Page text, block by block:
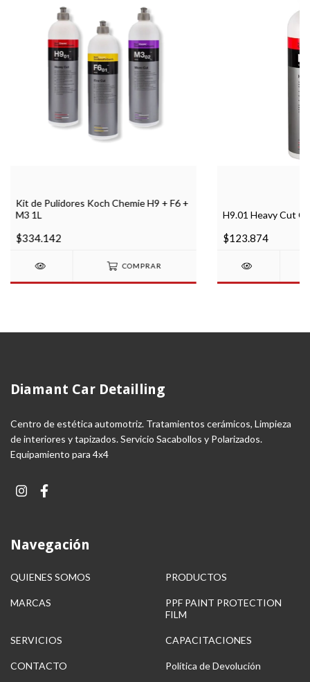
Kit de Pulidores Koch Chemie H9 + F6 +
M3 1L
$334.142
COMPRAR
H9.01 Heavy Cut
$123.874
Diamant Car Detailling
Centro de estética automotriz. Tratamientos cerámicos, Limpieza
de interiores y tapizados. Servicio Sacabollos y Polarizados.
Equipamiento para 4x4
Navegación
QUIENES SOMOS PRODUCTOS
MARCAS
PPF PAINT PROTECTION
FILM
SERVICIOS CAPACITACIONES
CONTACTO Política de Devolución